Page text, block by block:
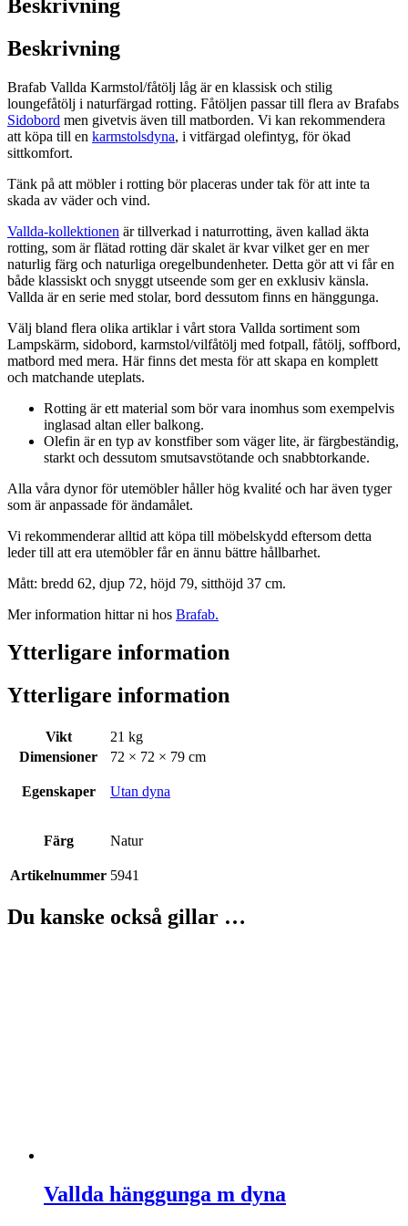
Beskrivning
Beskrivning
Brafab Vallda Karmstol/fåtölj låg är en klassisk och stilig
loungefåtölj i naturfärgad rotting. Fåtöljen passar till flera av Brafabs
Sidobord men givetvis även till matborden. Vi kan rekommendera
att köpa till en karmstolsdyna, i vitfärgad olefintyg, för ökad
sittkomfort.
Tänk på att möbler i rotting bör placeras under tak för att inte ta
skada av väder och vind.
Vallda-kollektionen är tillverkad i naturrotting, även kallad äkta
rotting, som är flätad rotting där skalet är kvar vilket ger en mer
naturlig färg och naturliga oregelbundenheter. Detta gör att vi får en
både klassiskt och snyggt utseende som ger en exklusiv känsla.
Vallda är en serie med stolar, bord dessutom finns en hänggunga.
Välj bland flera olika artiklar i vårt stora Vallda sortiment som
Lampskärm, sidobord, karmstol/vilfåtölj med fotpall, fåtölj, soffbord,
matbord med mera. Här finns det mesta för att skapa en komplett
och matchande uteplats.
Rotting är ett material som bör vara inomhus som exempelvis
inglasad altan eller balkong.
Olefin är en typ av konstfiber som väger lite, är färgbeständig,
starkt och dessutom smutsavstötande och snabbtorkande.
Alla våra dynor för utemöbler håller hög kvalité och har även tyger
som är anpassade för ändamålet.
Vi rekommenderar alltid att köpa till möbelskydd eftersom detta
leder till att era utemöbler får en ännu bättre hållbarhet.
Mått: bredd 62, djup 72, höjd 79, sitthöjd 37 cm.
Mer information hittar ni hos Brafab.
Ytterligare information
Ytterligare information
Vikt
21 kg
Dimensioner
72 × 72 × 79 cm
Egenskaper Utan dyna
Färg Natur
Artikelnummer 5941
Du kanske också gillar …
Vallda hänggunga m dyna